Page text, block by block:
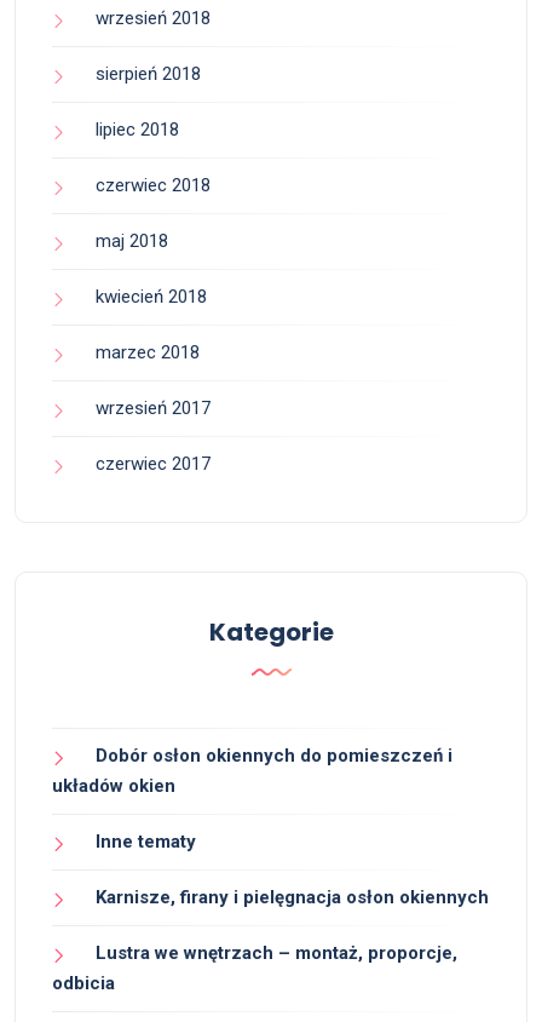
wrzesień 2018
sierpień 2018
lipiec 2018
czerwiec 2018
maj 2018
kwiecień 2018
marzec 2018
wrzesień 2017
czerwiec 2017
Kategorie
Dobór osłon okiennych do pomieszczeń i
układów okien
Inne tematy
Karnisze, firany i pielęgnacja osłon okiennych
Lustra we wnętrzach – montaż, proporcje,
odbicia